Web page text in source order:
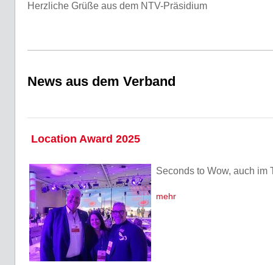
Herzliche Grüße aus dem NTV-Präsidium
News aus dem Verband
Location Award 2025
Seconds to Wow, auch im
mehr